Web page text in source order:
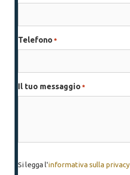
Telefono *
Il tuo messaggio *
legga
Si legga l'informativa sulla privacy